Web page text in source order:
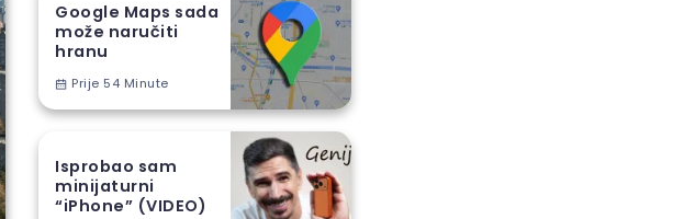
Google Maps sada
može naručiti
hranu
Prije 54 Minute
Isprobao sam
minijaturni
“iPhone” (VIDEO)